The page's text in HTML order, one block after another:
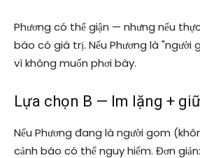
Phương có thể giận — nhưng nếu
báo có giá trị. Nếu Phương là "người
vì không muốn phơi bày.
Lựa chọn B — Im lặng +
Nếu Phương đang là người gom
cảnh báo có thể nguy hiểm. Đơn